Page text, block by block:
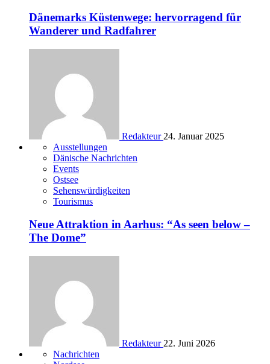
Dänemarks Küstenwege: hervorragend für
Wanderer und Radfahrer
Redakteur 24. Januar 2025
Ausstellungen
Dänische Nachrichten
Events
Ostsee
Sehenswürdigkeiten
Tourismus
Neue Attraktion in Aarhus: “As seen below –
The Dome”
Redakteur 22. Juni 2026
Nachrichten